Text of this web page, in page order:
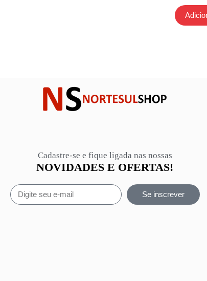
Cadastre-se e fique ligada nas nossas
NOVIDADES E OFERTAS!
Se inscrever